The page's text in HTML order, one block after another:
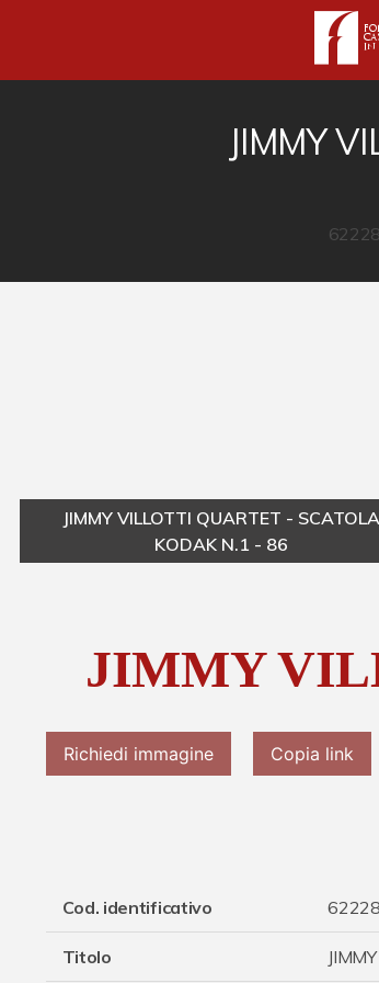
JIMMY
JIMMY VILLOTTI QUARTET - SCATOLA
KODAK N.1 - 86
JIMMY
Richiedi immagine Copia link
Cod. identificativo
Titolo